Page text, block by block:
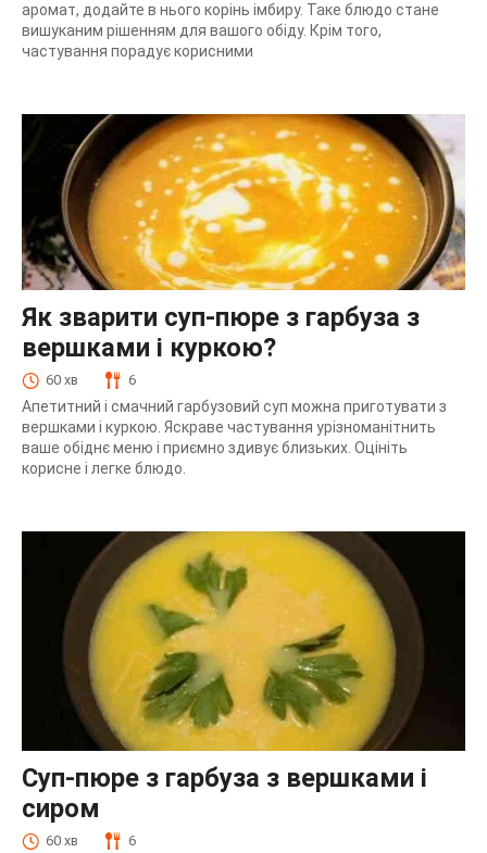
аромат, додайте в нього корінь імбиру. Таке блюдо стане
вишуканим рішенням для вашого обіду. Крім того,
частування порадує корисними
Як зварити суп-пюре з гарбуза з
вершками і куркою?
60 хв 6
Апетитний і смачний гарбузовий суп можна приготувати з
вершками і куркою. Яскраве частування урізноманітнить
ваше обіднє меню і приємно здивує близьких. Оцініть
корисне і легке блюдо.
Суп-пюре з гарбуза з вершками і
сиром
60 хв 6